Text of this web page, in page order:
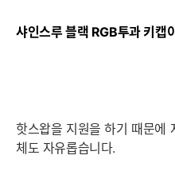
샤인스루 블랙 RGB투과 키캡
핫스왑을 지원을 하기 때문에
체도 자유롭습니다.